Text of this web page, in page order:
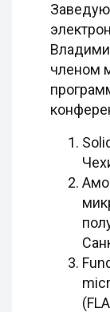
членом